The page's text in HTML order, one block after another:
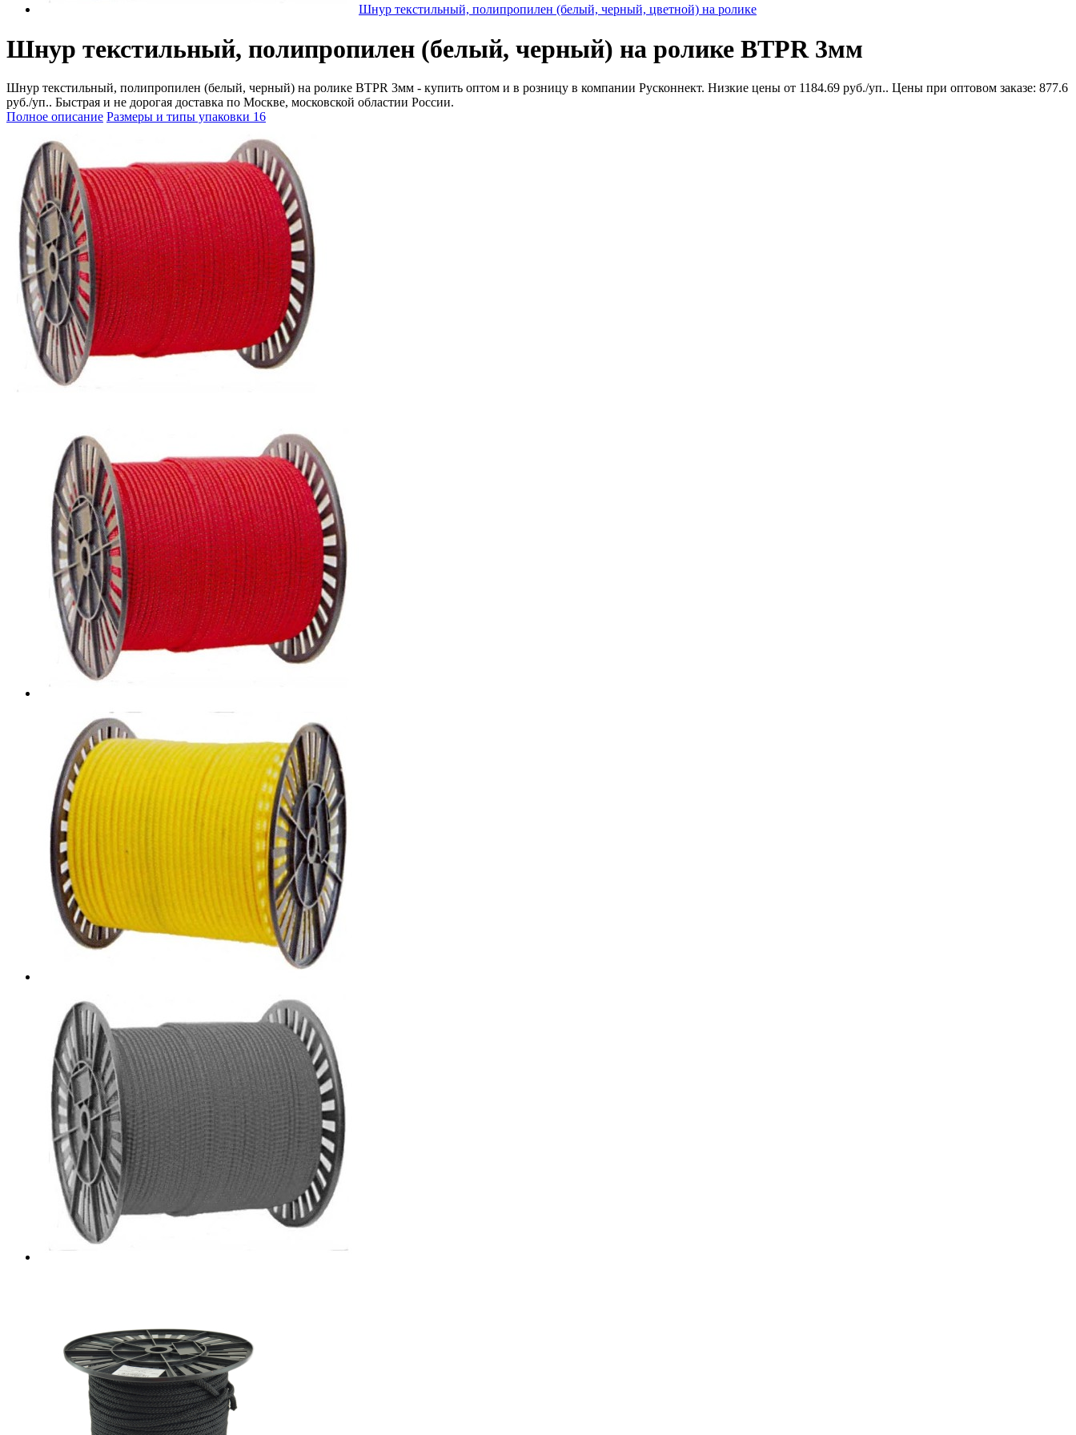
Шнур текстильный, полипропилен (белый, черный, цветной) на ролике
Шнур текстильный, полипропилен (белый, черный) на ролике BTPR 3мм
Шнур текстильный, полипропилен (белый, черный) на ролике BTPR 3мм - купить оптом и в розницу в компании Русконнект. Низкие цены от 1184.69 руб./уп.. Цены при оптовом заказе: 877.6
руб./уп.. Быстрая и не дорогая доставка по Москве, московской областии России.
Полное описание Размеры и типы упаковки 16